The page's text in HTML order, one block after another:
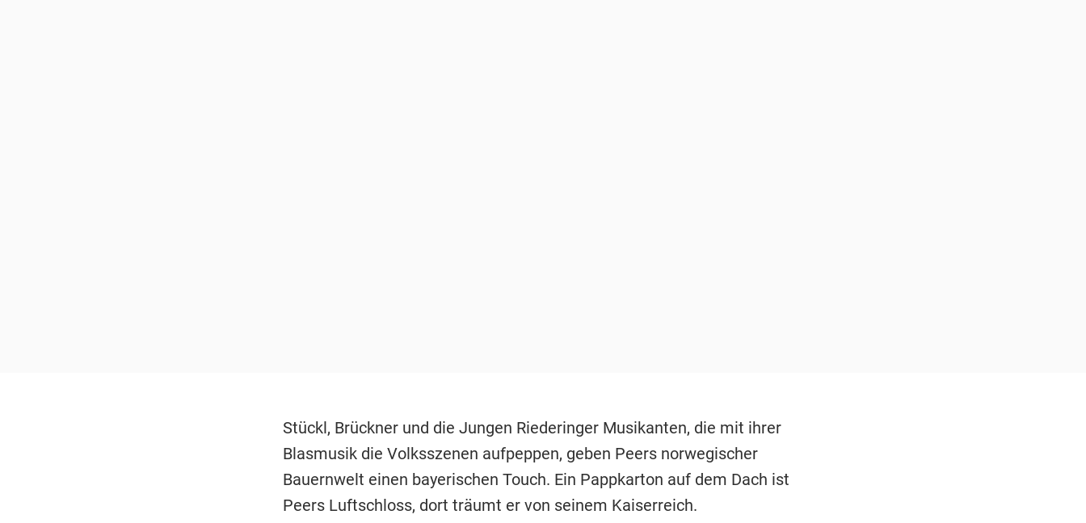
Stückl, Brückner und die Jungen Riederinger Musikanten, die mit ihrer
Blasmusik die Volksszenen aufpeppen, geben Peers norwegischer
Bauernwelt einen bayerischen Touch. Ein Pappkarton auf dem Dach ist
Peers Luftschloss, dort träumt er von seinem Kaiserreich.